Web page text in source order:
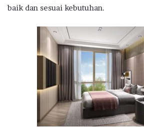
baik dan sesuai kebutuhan.